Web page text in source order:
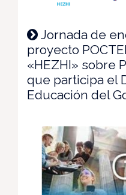
Jornada de
proyecto
«HEZHI» sobre
que participa el
Educación del